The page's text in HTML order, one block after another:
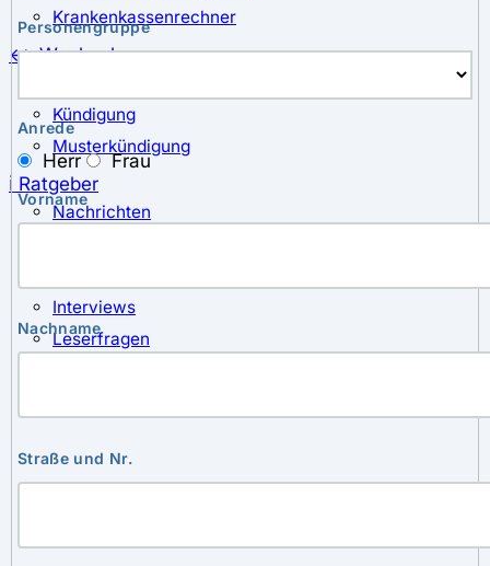
Krankenkassenrechner
↔ Wechsel
Kündigung
Musterkündigung
ℹ Ratgeber
Nachrichten
Interviews
Leserfragen
Personengruppe
Anrede
Herr Frau
Vorname
Nachname
Straße und Nr.